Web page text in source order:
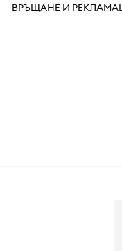
ВРЪЩАНЕ И